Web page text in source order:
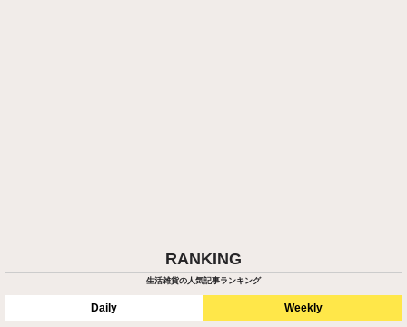
RANKING
生活雑貨の人気記事ランキング
Daily Weekly